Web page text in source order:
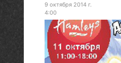
9 октября 2014 г.
4:00